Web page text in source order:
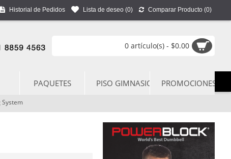
Historial de Pedidos Lista de deseo (0) Comparar Producto (0)
0 artículo(s) - $0.00
PAQUETES PISO GIMNASIO PROMOCIONES
System